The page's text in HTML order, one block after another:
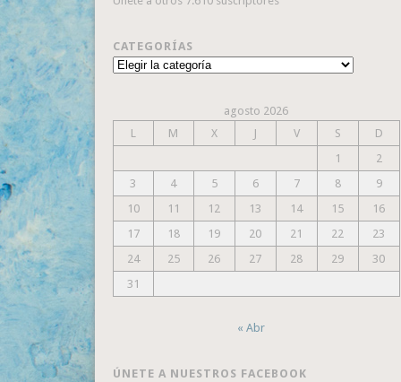
CATEGORÍAS
Categorías
agosto 2026
L
M X J V S
D
1
2
3
4 5 6 7 8
9
10
11 12 13 14 15
16
17
18 19 20 21 22
23
24
25 26 27 28 29
30
31
« Abr
ÚNETE A NUESTROS FACEBOOK